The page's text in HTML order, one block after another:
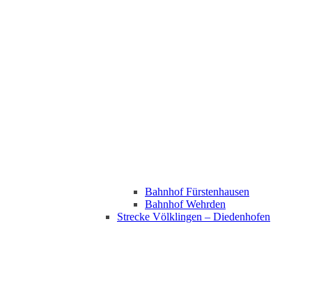
Bahnhof Fürstenhausen
Bahnhof Wehrden
Strecke Völklingen – Diedenhofen